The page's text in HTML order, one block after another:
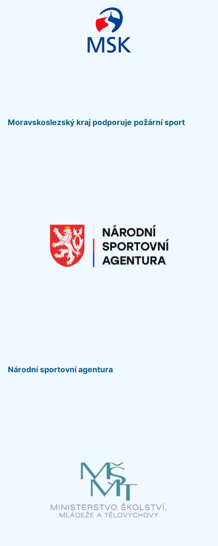
Moravskoslezský kraj podporuje požární sport
Národní sportovní agentura